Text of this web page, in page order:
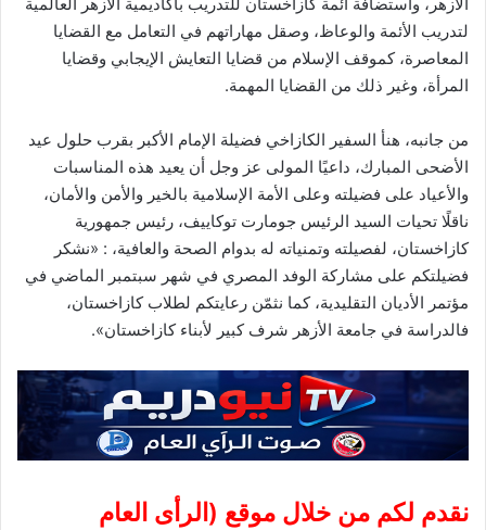
لتدريب الأئمة والوعاظ، وصقل مهاراتهم في التعامل مع القضايا
المعاصرة، كموقف الإسلام من قضايا التعايش الإيجابي وقضايا
المرأة، وغير ذلك من القضايا المهمة.
من جانبه، هنأ السفير الكازاخي فضيلة الإمام الأكبر بقرب حلول عيد
الأضحى المبارك، داعيًا المولى عز وجل أن يعيد هذه المناسبات
والأعياد على فضيلته وعلى الأمة الإسلامية بالخير والأمن والأمان،
ناقلًا تحيات السيد الرئيس جومارت توكاييف، رئيس جمهورية
كازاخستان، لفصيلته وتمنياته له بدوام الصحة والعافية، : «نشكر
فضيلتكم على مشاركة الوفد المصري في شهر سبتمبر الماضي في
مؤتمر الأديان التقليدية، كما نثمّن رعايتكم لطلاب كازاخستان،
فالدراسة في جامعة الأزهر شرف كبير لأبناء كازاخستان».
نقدم لكم من خلال موقع ( الرأى العام